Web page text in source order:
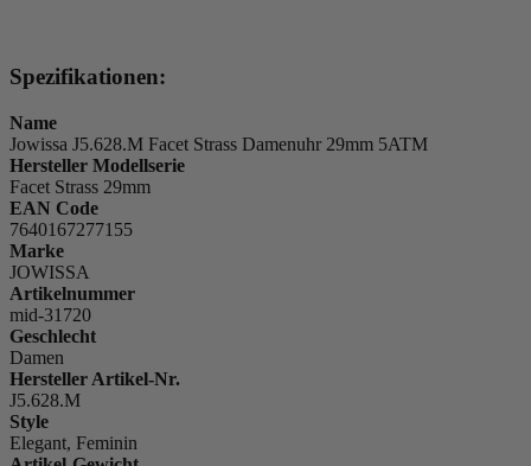
Spezifikationen:
Name
Jowissa J5.628.M Facet Strass Damenuhr 29mm 5ATM
Hersteller Modellserie
Facet Strass 29mm
EAN Code
7640167277155
Marke
JOWISSA
Artikelnummer
mid-31720
Geschlecht
Damen
Hersteller Artikel-Nr.
J5.628.M
Style
Elegant, Feminin